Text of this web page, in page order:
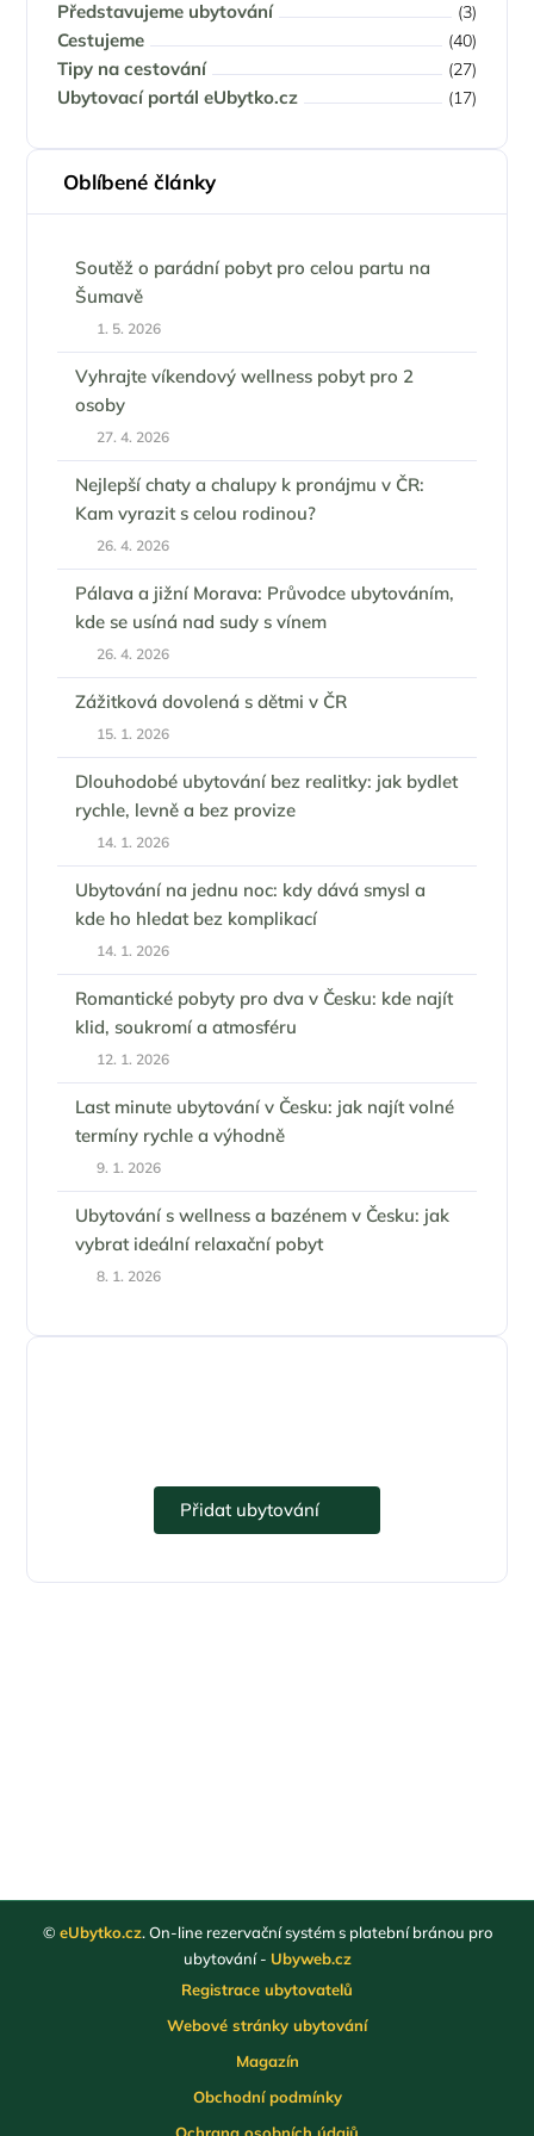
Představujeme ubytování (3)
Cestujeme (40)
Tipy na cestování (27)
Ubytovací portál eUbytko.cz (17)
Oblíbené články
Soutěž o parádní pobyt pro celou partu na
Šumavě
1. 5. 2026
Vyhrajte víkendový wellness pobyt pro 2
osoby
27. 4. 2026
Nejlepší chaty a chalupy k pronájmu v ČR:
Kam vyrazit s celou rodinou?
26. 4. 2026
Pálava a jižní Morava: Průvodce ubytováním,
kde se usíná nad sudy s vínem
26. 4. 2026
Zážitková dovolená s dětmi v ČR
15. 1. 2026
Dlouhodobé ubytování bez realitky: jak bydlet
rychle, levně a bez provize
14. 1. 2026
Ubytování na jednu noc: kdy dává smysl a
kde ho hledat bez komplikací
14. 1. 2026
Romantické pobyty pro dva v Česku: kde najít
klid, soukromí a atmosféru
12. 1. 2026
Last minute ubytování v Česku: jak najít volné
termíny rychle a výhodně
9. 1. 2026
Ubytování s wellness a bazénem v Česku: jak
vybrat ideální relaxační pobyt
8. 1. 2026
Přidat ubytování
© eUbytko.cz. On-line rezervační systém s platební bránou pro
ubytování - Ubyweb.cz
Registrace ubytovatelů
Webové stránky ubytování
Magazín
Obchodní podmínky